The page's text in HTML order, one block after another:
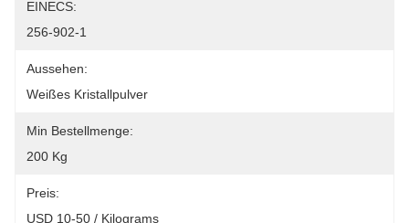
EINECS:
256-902-1
Aussehen:
Weißes Kristallpulver
Min Bestellmenge:
200 Kg
Preis:
USD 10-50 / Kilograms